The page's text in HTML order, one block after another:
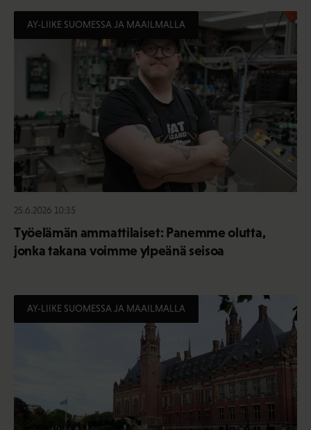
AY-LIIKE SUOMESSA JA MAAILMALLA
25.6.2026 10:35
Työelämän ammattilaiset: Panemme olutta,
jonka takana voimme ylpeänä seisoa
AY-LIIKE SUOMESSA JA MAAILMALLA